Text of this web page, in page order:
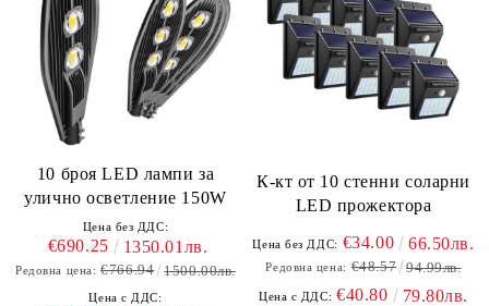
10 броя LED лампи за
улично осветление 150W
Цена без ДДС:
€690.25 1350.01лв.
Редовна цена: €766.94 1500.00лв.
Цена с ДДС:
К-кт от 10 стенни соларни
LED прожектора
Цена без ДДС: €34.00 66.50лв.
Редовна цена: €48.57 94.99лв.
Цена с ДДС: €40.80 79.80лв.